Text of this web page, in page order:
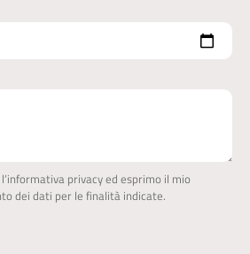
privacy ed esprimo il mio
dei dati per le finalità indicate.